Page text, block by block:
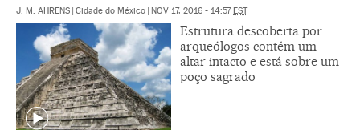
J. M. AHRENS | Cidade do México | NOV 17, 2016 - 14:57EST
Estrutura descoberta por
arqueólogos contém um
altar intacto e está sobre um
poço sagrado